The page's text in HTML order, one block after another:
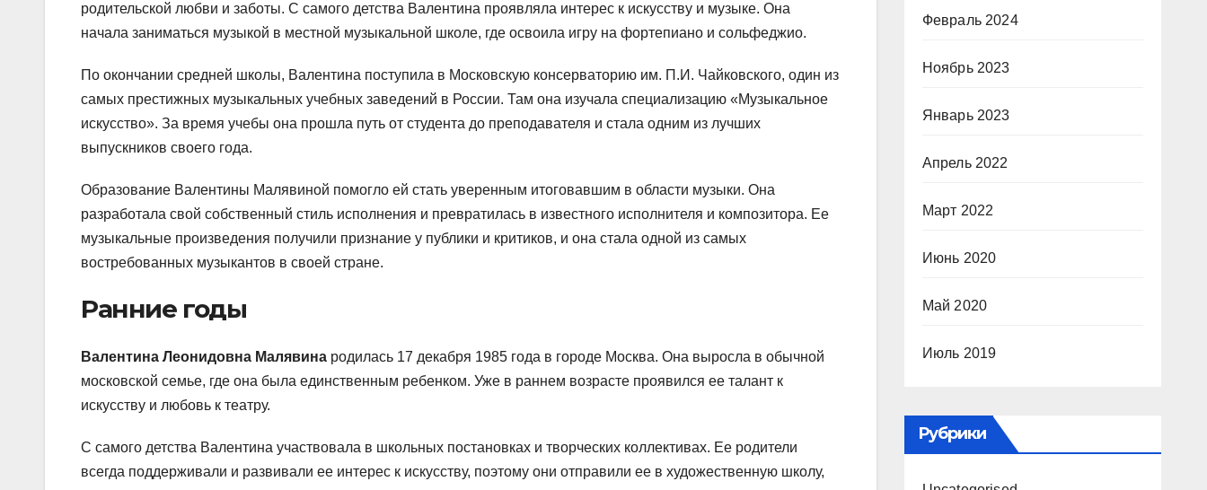
родительской любви и заботы. С самого детства Валентина проявляла интерес к искусству и музыке. Она
начала заниматься музыкой в местной музыкальной школе, где освоила игру на фортепиано и сольфеджио.
По окончании средней школы, Валентина поступила в Московскую консерваторию им. П.И. Чайковского, один из
самых престижных музыкальных учебных заведений в России. Там она изучала специализацию «Музыкальное
искусство». За время учебы она прошла путь от студента до преподавателя и стала одним из лучших
выпускников своего года.
Образование Валентины Малявиной помогло ей стать уверенным итоговавшим в области музыки. Она
разработала свой собственный стиль исполнения и превратилась в известного исполнителя и композитора. Ее
музыкальные произведения получили признание у публики и критиков, и она стала одной из самых
востребованных музыкантов в своей стране.
Ранние годы
Валентина Леонидовна Малявина родилась 17 декабря 1985 года в городе Москва. Она выросла в обычной
московской семье, где она была единственным ребенком. Уже в раннем возрасте проявился ее талант к
искусству и любовь к театру.
С самого детства Валентина участвовала в школьных постановках и творческих коллективах. Ее родители
всегда поддерживали и развивали ее интерес к искусству, поэтому они отправили ее в художественную школу,
Февраль 2024
Ноябрь 2023
Январь 2023
Апрель 2022
Март 2022
Июнь 2020
Май 2020
Июль 2019
Рубрики